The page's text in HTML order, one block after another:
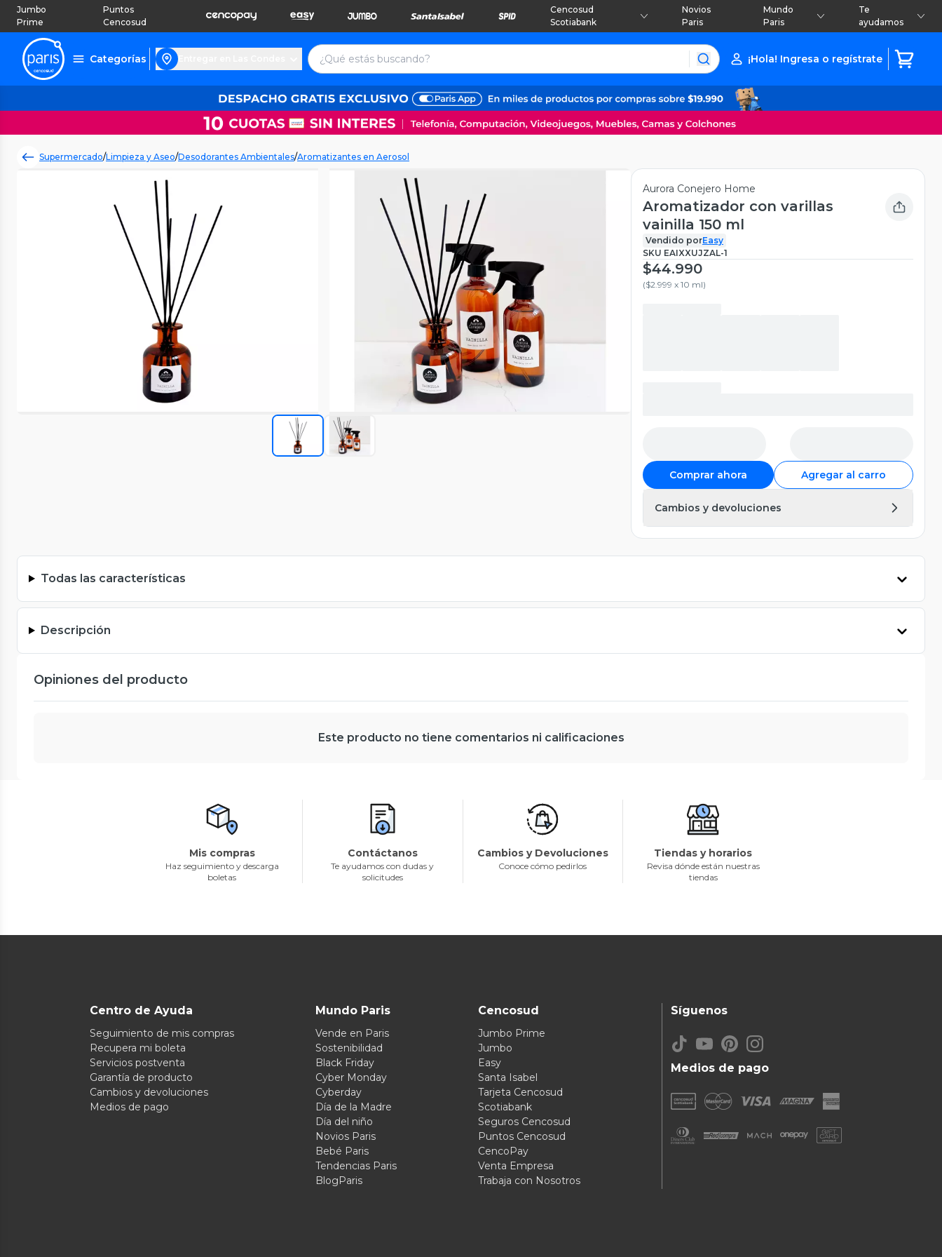
Jumbo
Prime
Puntos
Cencosud
Cencosud
Scotiabank
Novios
Paris
Mundo
Paris
Te
ayudamos
Categorías ¡Hola! Ingresa o regístrate
Supermercado/Limpieza y Aseo/Desodorantes Ambientales/Aromatizantes en Aerosol
Aurora Conejero Home
Aromatizador con varillas
vainilla 150 ml
Vendido porEasy
SKU EAIXXUJZAL-1
$44.990
($2.999 x 10 ml)
Comprar ahora Agregar al carro
Cambios y devoluciones
Todas las características
Descripción
Opiniones del producto
Este producto no tiene comentarios ni calificaciones
Mis compras
Haz seguimiento y descarga
boletas
Contáctanos
Te ayudamos con dudas y
solicitudes
Cambios y Devoluciones
Conoce cómo pedirlos
Tiendas y horarios
Revisa dónde están nuestras
tiendas
Centro de Ayuda
Seguimiento de mis compras
Recupera mi boleta
Servicios postventa
Garantía de producto
Cambios y devoluciones
Medios de pago
Mundo Paris
Vende en Paris
Sostenibilidad
Black Friday
Cyber Monday
Cyberday
Día de la Madre
Día del niño
Novios Paris
Bebé Paris
Tendencias Paris
BlogParis
Cencosud
Jumbo Prime
Jumbo
Easy
Santa Isabel
Tarjeta Cencosud
Scotiabank
Seguros Cencosud
Puntos Cencosud
CencoPay
Venta Empresa
Trabaja con Nosotros
Medios de pago
Síguenos